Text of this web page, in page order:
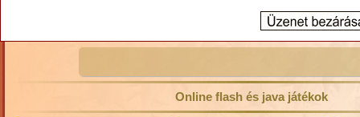
Online flash és java játékok